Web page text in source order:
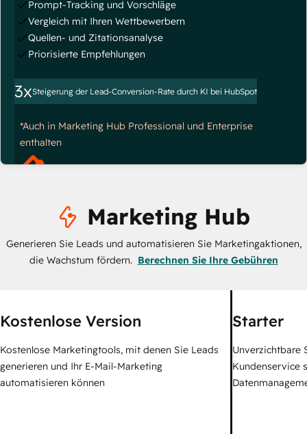
Prompt-Tracking und Vorschläge
Vergleich mit Ihren Wettbewerbern
Quellen- und Zitationsanalyse
Priorisierte Empfehlungen
3xSteigerung der Lead-Conversion-Rate durch KI bei HubSpot
*Auch in Marketing Hub Professional und Enterprise
enthalten
Marketing Hub
Generieren Sie Leads und automatisieren Sie Marketingaktionen,
die Wachstum fördern. Berechnen Sie Ihre Gebühren
Kostenlose Version
Kostenlose Marketingtools, mit denen Sie Leads
generieren und Ihr E-Mail-Marketing
automatisieren können
Starter
Unverzichtbare
Kundenservice